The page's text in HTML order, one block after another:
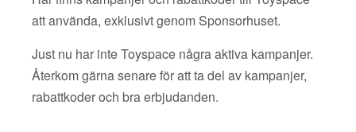
att använda, exklusivt genom Sponsorhuset.
Just nu har inte Toyspace några aktiva kampanjer.
Återkom gärna senare för att ta del av kampanjer,
rabattkoder och bra erbjudanden.